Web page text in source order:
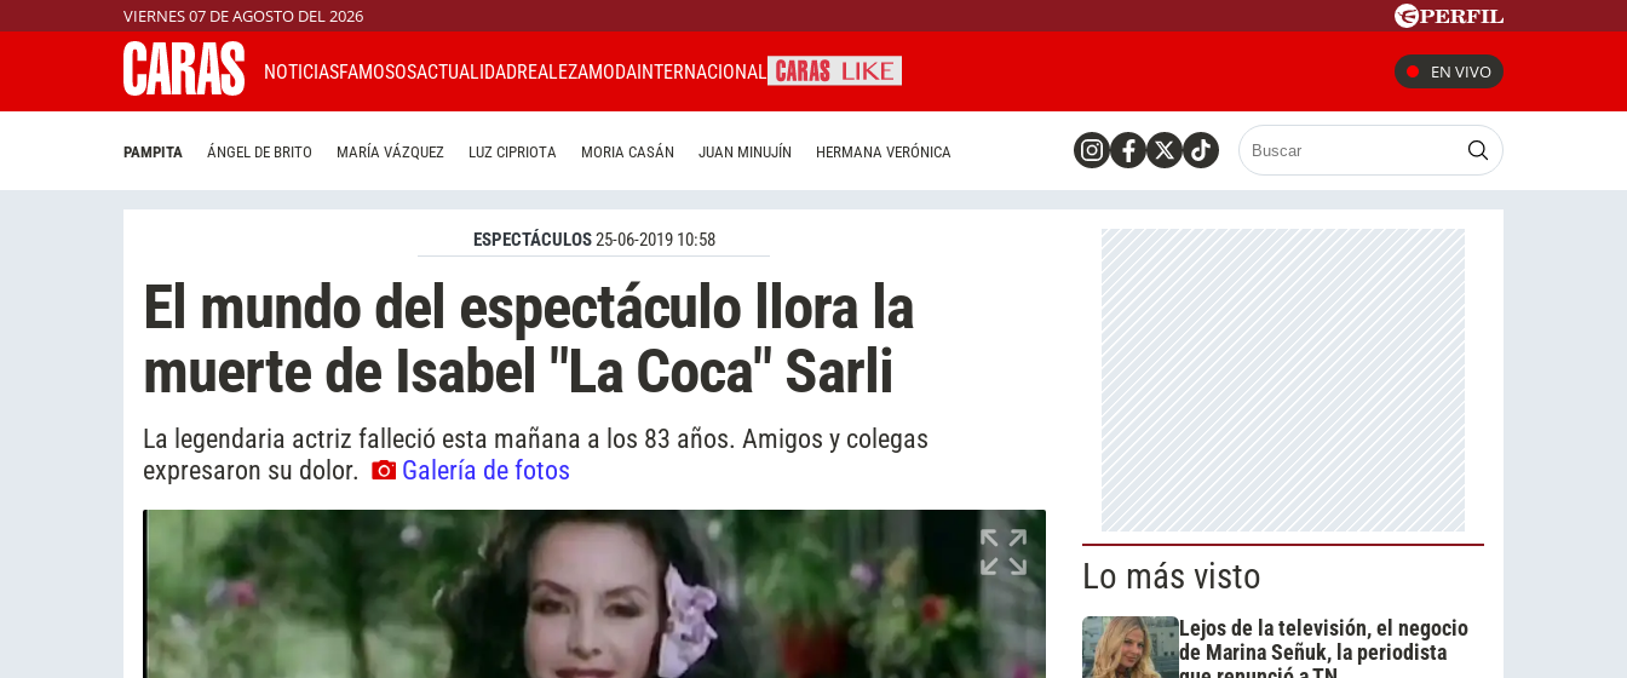
VIERNES 07 DE AGOSTO DEL 2026
NOTICIASFAMOSOSACTUALIDADREALEZAMODAINTERNACIONAL EN VIVO
PAMPITA ÁNGEL DE BRITO MARÍA VÁZQUEZ LUZ CIPRIOTA MORIA CASÁN JUAN MINUJÍN HERMANA VERÓNICA
ESPECTÁCULOS25-06-2019 10:58
El mundo del espectáculo llora la
muerte de Isabel "La Coca" Sarli
La legendaria actriz falleció esta mañana a los 83 años. Amigos y colegas
expresaron su dolor.
Galería de fotos
Lo más visto
Lejos de la televisión, el negocio
de Marina Señuk, la periodista